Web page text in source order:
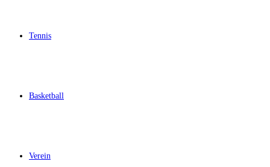
Tennis
Basketball
Verein